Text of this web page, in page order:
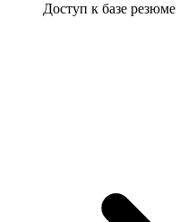
Доступ к базе резюме